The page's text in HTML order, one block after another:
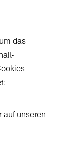
das
auf unseren